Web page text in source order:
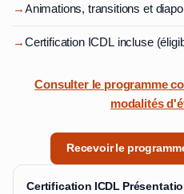
→Animations, transitions et
→Certification ICDL incluse
Consulter le programme
modalités
Recevoir le
Certification ICDL